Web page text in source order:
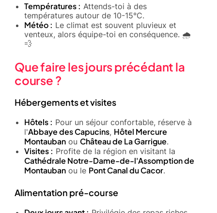
Températures : Attends-toi à des
températures autour de 10-15°C.
Météo : Le climat est souvent pluvieux et
venteux, alors équipe-toi en conséquence. 🌧️
💨
Que faire les jours précédant la
course ?
Hébergements et visites
Hôtels : Pour un séjour confortable, réserve à
l'Abbaye des Capucins, Hôtel Mercure
Montauban ou Château de La Garrigue.
Visites : Profite de la région en visitant la
Cathédrale Notre-Dame-de-l'Assomption de
Montauban ou le Pont Canal du Cacor.
Alimentation pré-course